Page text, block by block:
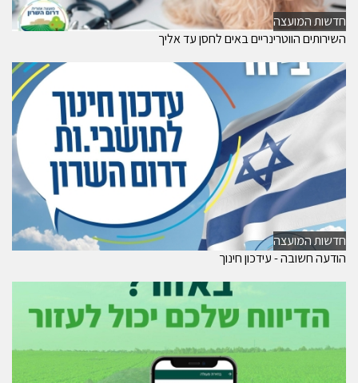
חדשות המועצה
השירותים הווטרינריים באים לחסן עד אליך
חדשות המועצה
הודעה חשובה - עידכון חינוך